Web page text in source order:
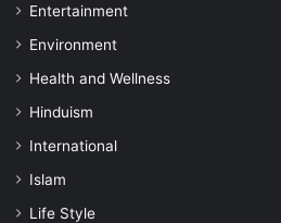
Entertainment
Environment
Health and Wellness
Hinduism
International
Islam
Life Style